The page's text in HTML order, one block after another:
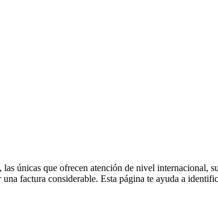
únicas que ofrecen atención de nivel internacional,
factura considerable. Esta página te ayuda a